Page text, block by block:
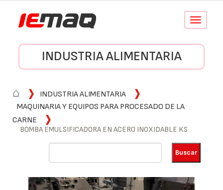
Conmutar
INDUSTRIA ALIMENTARIA
⌂
INDUSTRIA ALIMENTARIA
MAQUINARIA Y EQUIPOS PARA PROCESADO DE LA
CARNE
BOMBA EMULSIFICADORA EN ACERO INOXIDABLE KS